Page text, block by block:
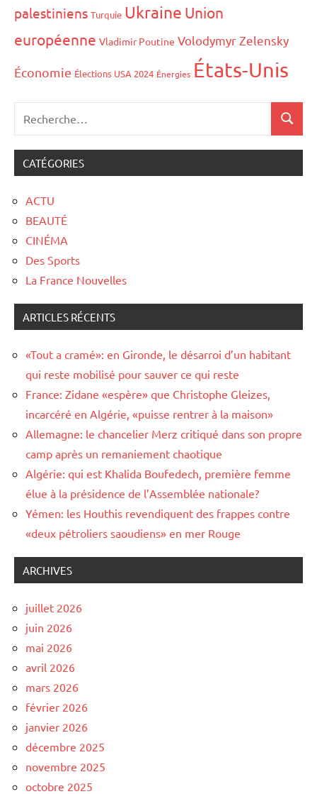
palestiniens Turquie Ukraine Union
européenne Vladimir Poutine Volodymyr Zelensky
Économie Élections USA 2024 Énergies États-Unis
CATÉGORIES
ACTU
BEAUTÉ
CINÉMA
Des Sports
La France Nouvelles
ARTICLES RÉCENTS
«Tout a cramé»: en Gironde, le désarroi d’un habitant
qui reste mobilisé pour sauver ce qui reste
France: Zidane «espère» que Christophe Gleizes,
incarcéré en Algérie, «puisse rentrer à la maison»
Allemagne: le chancelier Merz critiqué dans son propre
camp après un remaniement chaotique
Algérie: qui est Khalida Boufedech, première femme
élue à la présidence de l’Assemblée nationale?
Yémen: les Houthis revendiquent des frappes contre
«deux pétroliers saoudiens» en mer Rouge
ARCHIVES
juillet 2026
juin 2026
mai 2026
avril 2026
mars 2026
février 2026
janvier 2026
décembre 2025
novembre 2025
octobre 2025